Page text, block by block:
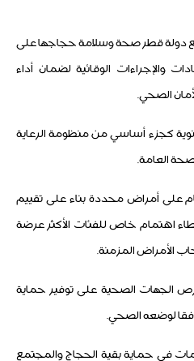
دولة قطر صحة وسلامة حجاجها على
والإجراءات الوقائية لضمان أداء
الصحي.
كجزء أساسي من منظومة الرعاية
العامة.
على أمراض محددة بناء على تقييم
اهتمام خاص للفئات الأكثر عرضة
الأمراض المزمنة.
الجهات الصحية على توفير حماية
لوضعه الصحي.
في حماية بقية الحجاج والمجتمع